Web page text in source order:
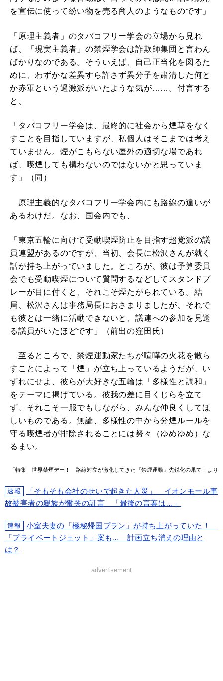
を宣伝に使って紛い物を売る商人のようなものです」
「原理主義者」のタバコフリー学会の立場から見れ
ば、「現実主義者」の禁煙学会は詐欺師集団と言わん
ばかりなのである。そういえば、自己正当化を図るた
めに、わずかな差異すら許さず異分子を粛清した何と
か赤軍という過激派がいたような気が……。付言する
と、
「タバコフリー学会は、最終的に社会から煙草をなく
すことを目指していますが、私個人はそこまでは考え
ていません。煙がこもらない屋外の適切な場であれ
ば、喫煙しても構わないのではないかと思っていま
す」（同）
原理主義的なタバコフリー学会内にも路線の違いが
あるわけだ。なお、国会内でも、
「東京五輪に向けて受動喫煙防止を目指す超党派の議
員連盟があるのですが、当初、会長に松沢さんが就く
話が持ち上がっていました。ところが、彼は予算委員
会でも受動喫煙について質問するなどしてスタンドプ
レーが目に付くと、それこそ煙たがられている。結
局、松沢さんは事務局長におさまりましたが、それで
も彼とは一緒に活動できないと、議連への参加を見送
る議員がいたほどです」（前出の窪田氏）
至るところで、禁煙運動家たちが喧嘩の火花を散ら
すことによって「煙」が立ち上っているようだが、い
ずれにせよ、彼らが大好きな五輪は「多様性と調和」
をテーマに掲げている。彼我の差に目くじらを立て
ず、それこそ一服でもしながら、みんな仲良くしてほ
しいものである。無論、多様性の中から分煙ルールを
守る喫煙者が排除されることには努々（ゆめゆめ）な
るまい。
「特集 世界禁煙デー！ 路線対立が激化してきた『禁煙運動』先鋭化の果て」より
速報
「そもそも会社のせいで起きた人災」 イオンモール事
故被害者の親族が慟哭の証言 「最後の言葉は…」
速報
小室夫妻の「極秘帰国プラン」が持ち上がっていた！
「プライベートジェット」案も… 計画立ち消えの理由と
は？
advertisement